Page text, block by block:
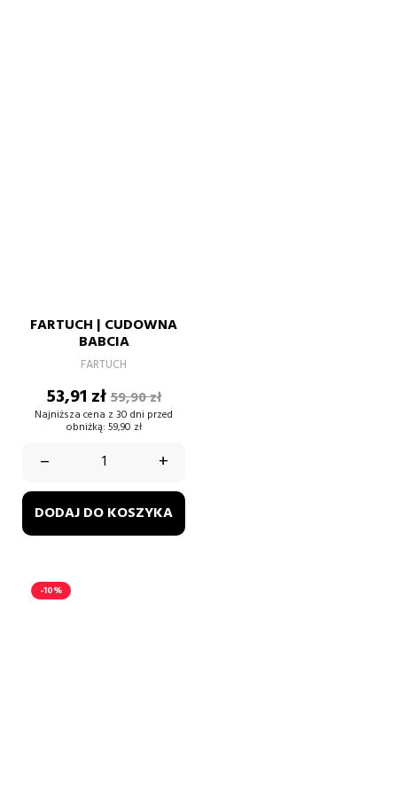
FARTUCH | CUDOWNA
BABCIA
FARTUCH
Cena
53,91 złCena
podstawowa
59,90 zł
Najniższa cena z 30 dni przed
obniżką: 59,90 zł
– +
DODAJ DO KOSZYKA
-10%